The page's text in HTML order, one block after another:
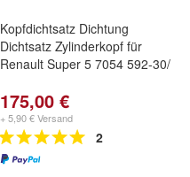
Kopfdichtsatz Dichtung
Dichtsatz Zylinderkopf für
Renault Super 5 7054 592-30/
175,00 €
+ 5,90 € Versand
2